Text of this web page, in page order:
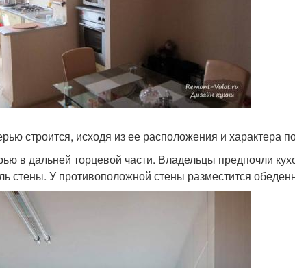
строится, исходя из ее расположения и характера
в дальней торцевой части. Владельцы предпочли
стены. У противоположной стены разместится